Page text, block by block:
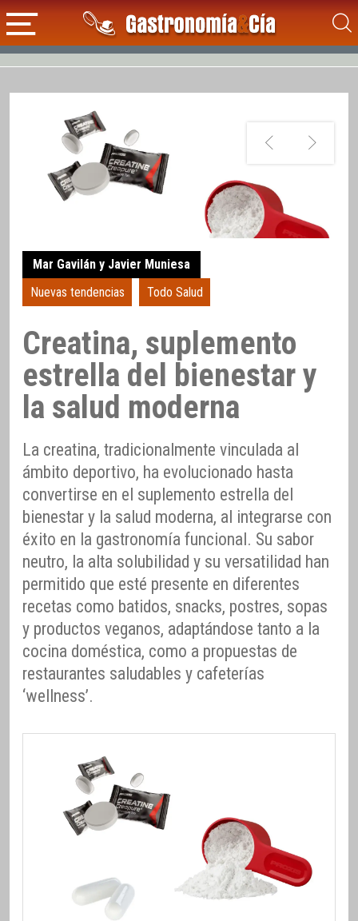
Mar Gavilán y Javier Muniesa
Nuevas tendencias
Todo Salud
Creatina, suplemento
estrella del bienestar y
la salud moderna
La creatina, tradicionalmente vinculada al
ámbito deportivo, ha evolucionado hasta
convertirse en el suplemento estrella del
bienestar y la salud moderna, al integrarse con
éxito en la gastronomía funcional. Su sabor
neutro, la alta solubilidad y su versatilidad han
permitido que esté presente en diferentes
recetas como batidos, snacks, postres, sopas
y productos veganos, adaptándose tanto a la
cocina doméstica, como a propuestas de
restaurantes saludables y cafeterías
‘wellness’.